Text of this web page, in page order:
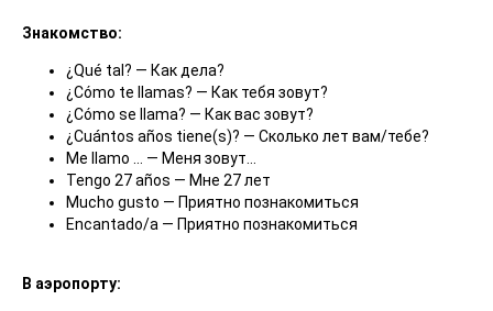
Знакомство:
¿Qué tal? — Как дела?
¿Cómo te llamas? — Как тебя зовут?
¿Cómo se llama? — Как вас зовут?
¿Cuántos años tiene(s)? — Сколько лет вам/тебе?
Me llamo … — Меня зовут…
Tengo 27 años — Мне 27 лет
Mucho gusto — Приятно познакомиться
Encantado/a — Приятно познакомиться
В аэропорту: